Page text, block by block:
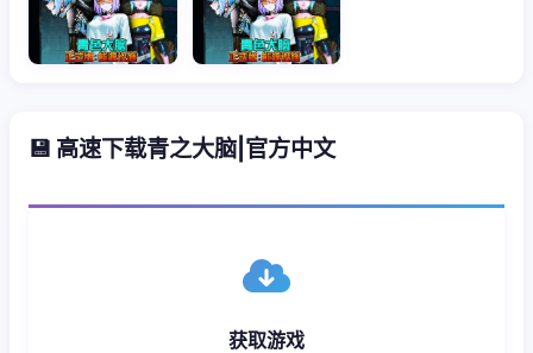
💾 高速下载青之大脑|官方中文
获取游戏